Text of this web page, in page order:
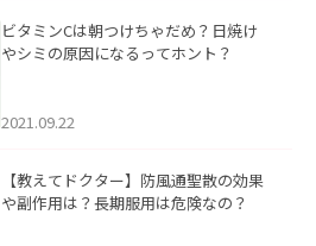
ビタミンCは朝つけちゃだめ？日焼け
やシミの原因になるってホント？
2021.09.22
【教えてドクター】防風通聖散の効果
や副作用は？長期服用は危険なの？